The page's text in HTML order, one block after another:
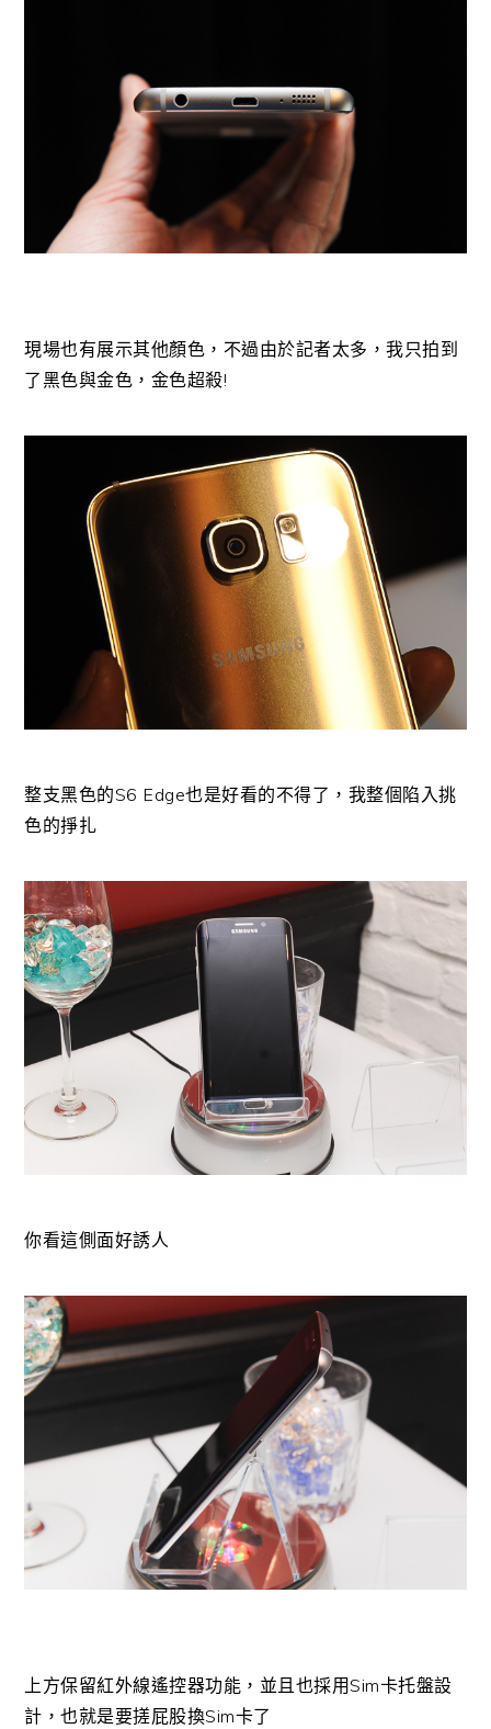
現場也有展示其他顏色，不過由於記者太多，我只拍到
了黑色與金色，金色超殺!
整支黑色的S6 Edge也是好看的不得了，我整個陷入挑
色的掙扎
你看這側面好誘人
上方保留紅外線遙控器功能，並且也採用Sim卡托盤設
計，也就是要搓屁股換Sim卡了